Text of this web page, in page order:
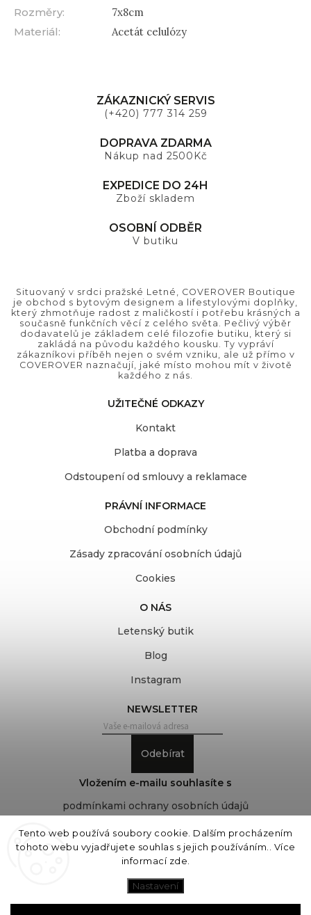
Tento web používá soubory cookie. Dalším procházením
tohoto webu vyjadřujete souhlas s jejich používáním.. Více
informací zde
Nastavení
Rozměry:
7x8cm
Materiál: Acetát celulózy
ZÁKAZNICKÝ SERVIS
(+420) 777 314 259
DOPRAVA ZDARMA
Nákup nad 2500Kč
EXPEDICE DO 24H
Zboží skladem
OSOBNÍ ODBĚR
V butiku
Situovaný v srdci pražské Letné, COVEROVER Boutique
je obchod s bytovým designem a lifestylovými doplňky,
který zhmotňuje radost z maličkostí i potřebu krásných a
současně funkčních věcí z celého světa. Pečlivý výběr
dodavatelů je základem celé filozofie butiku, který si
zakládá na původu každého kousku. Ty vypráví
zákazníkovi příběh nejen o svém vzniku, ale už přímo v
COVEROVER naznačují, jaké místo mohou mít v životě
každého z nás.
UŽITEČNÉ ODKAZY
Kontakt
Platba a doprava
Odstoupení od smlouvy a reklamace
PRÁVNÍ INFORMACE
Obchodní podmínky
Zásady zpracování osobních údajů
Cookies
O NÁS
Letenský butik
Blog
Instagram
NEWSLETTER
Odebírat
Vložením e-mailu souhlasíte s
podmínkami ochrany osobních údajů
COVEROVER
Upravit nastavení cookies